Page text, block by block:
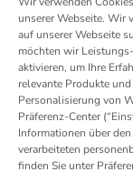
© zooplus SE 2026
unserer Webseite. Wir
auf unserer Webseite
möchten wir
aktivieren, um Ihre
relevante Produkte
Personalisierung von
Präferenz-Center
Informationen über
verarbeiteten
finden Sie unter